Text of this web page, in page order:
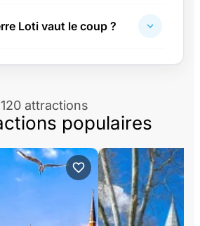
Loti vaut le coup ?
attractions
populaires